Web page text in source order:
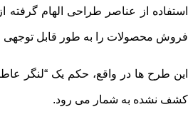
فروش محصولات را به ‌طور قابل توجهی
این طرح‌ ها در واقع، حکم یک “لنگر
کشف ‌نشده به شمار می رود.